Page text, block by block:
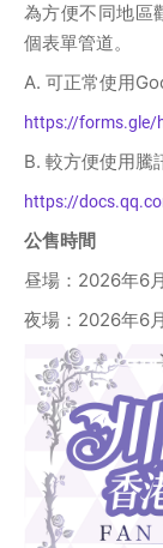
為方便不同地區
個表單管道。
A. 可正常使用
https://forms.gle/
B. 較方便使用騰
https://
公售時間
昼場：2026年6
夜場：2026年6